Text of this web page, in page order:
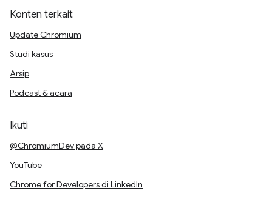
Konten terkait
Update Chromium
Studi kasus
Arsip
Podcast & acara
Ikuti
@ChromiumDev pada X
YouTube
Chrome for Developers di LinkedIn